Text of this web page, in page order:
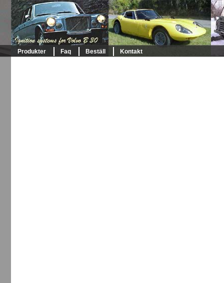
Produkter Faq Beställ Kontakt